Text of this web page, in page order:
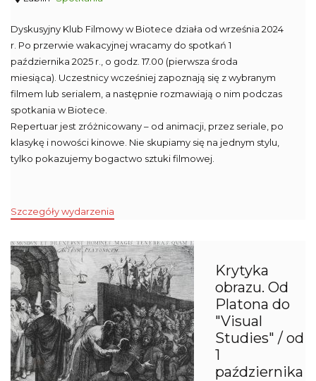
Dyskusyjny Klub Filmowy w Biotece działa od września 2024
r. Po przerwie wakacyjnej wracamy do spotkań 1
października 2025 r., o godz. 17.00 (pierwsza środa
miesiąca). Uczestnicy wcześniej zapoznają się z wybranym
filmem lub serialem, a następnie rozmawiają o nim podczas
spotkania w Biotece.
Repertuar jest zróżnicowany – od animacji, przez seriale, po
klasykę i nowości kinowe. Nie skupiamy się na jednym stylu,
tylko pokazujemy bogactwo sztuki filmowej.
Szczegóły wydarzenia
Krytyka
obrazu. Od
Platona do
"Visual
Studies" / od
1
października